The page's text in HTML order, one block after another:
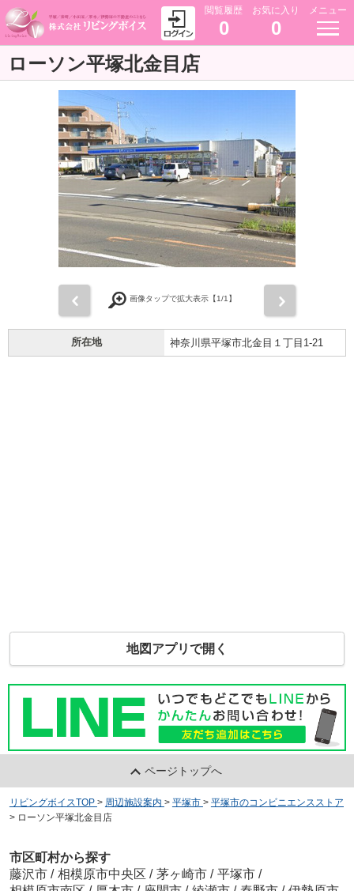
閲覧履歴
0
お気に入り
0
メニュー
ローソン平塚北金目店
画像タップで拡大表示【1/1】
所在地 神奈川県平塚市北金目１丁目1-21
地図アプリで開く
ページトップへ
リビングボイスTOP > 周辺施設案内 > 平塚市 > 平塚市のコンビニエンスストア
> ローソン平塚北金目店
市区町村から探す
藤沢市 / 相模原市中央区 / 茅ヶ崎市 / 平塚市 /